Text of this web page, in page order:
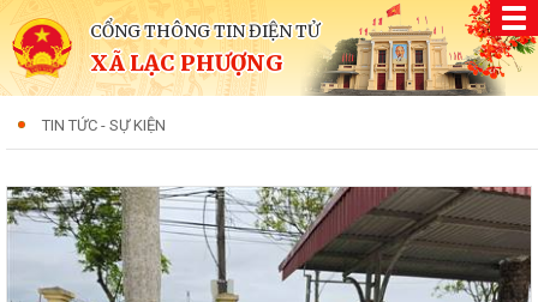
CỔNG THÔNG TIN ĐIỆN TỬ
XÃ LẠC PHƯỢNG
TIN TỨC - SỰ KIỆN